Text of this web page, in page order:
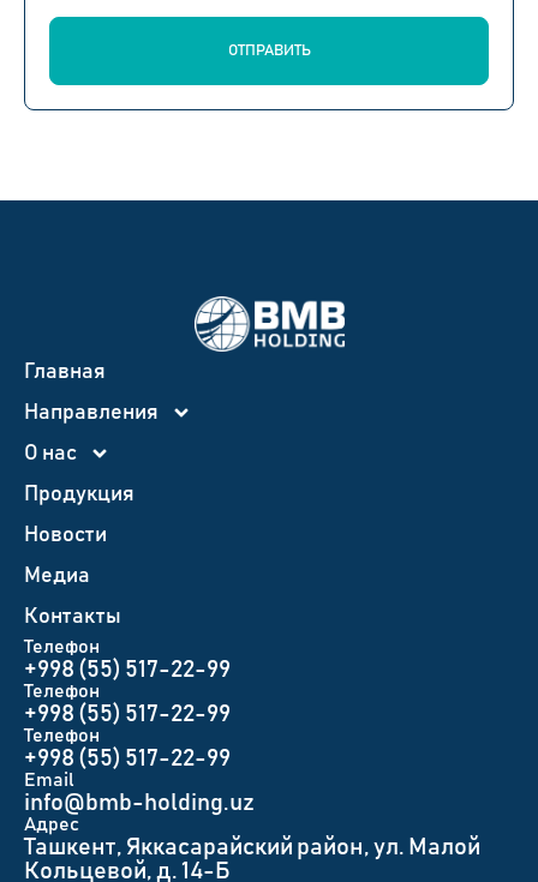
ОТПРАВИТЬ
Главная
Направления
О нас
Продукция
Новости
Медиа
Контакты
Телефон
+998 (55) 517-22-99
Телефон
+998 (55) 517-22-99
Телефон
+998 (55) 517-22-99
Email
info@bmb-holding.uz​
Адрес
Ташкент, Яккасарайский район, ул. Малой
Кольцевой, д. 14-Б